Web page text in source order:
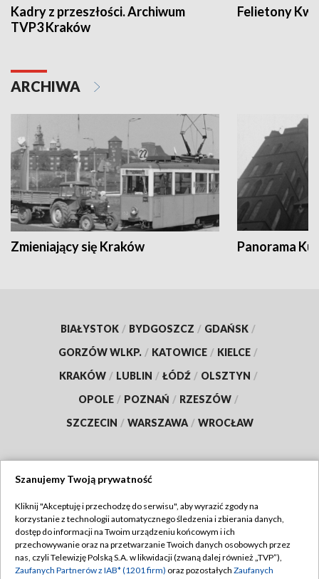
Kadry z przeszłości. Archiwum
TVP3 Kraków
Felietony
ARCHIWA
Zmieniający się Kraków Panorama
BIAŁYSTOK / BYDGOSZCZ / GDAŃSK /
GORZÓW WLKP. / KATOWICE / KIELCE /
KRAKÓW / LUBLIN / ŁÓDŹ / OLSZTYN /
OPOLE / POZNAŃ / RZESZÓW /
SZCZECIN / WARSZAWA / WROCŁAW
TVP
Abonament TVP
Emisja w TVP
Regulamin TVP
Polityka prywatności
Szanujemy Twoją prywatność
Kliknij "Akceptuję i przechodzę do serwisu", aby wyrazić zgody na
korzystanie z technologii automatycznego śledzenia i zbierania danych,
dostęp do informacji na Twoim urządzeniu końcowym i ich
przechowywanie oraz na przetwarzanie Twoich danych osobowych przez
nas, czyli Telewizję Polską S.A. w likwidacji (zwaną dalej również „TVP”),
Zaufanych Partnerów z IAB* (1201 firm) oraz pozostałych Zaufanych